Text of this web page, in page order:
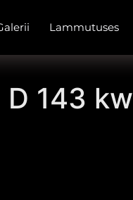
Lammutuses
143 kw